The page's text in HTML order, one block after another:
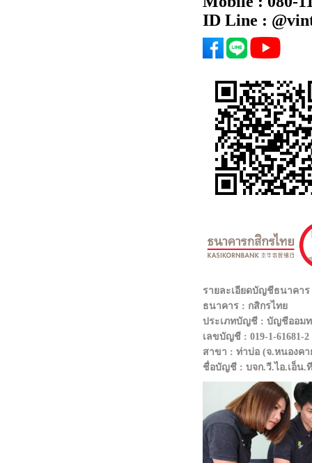
- อุทยานประวัติศาสตร์ม่า
- Option: ดูโชว์พาราณสี
(ประมาณ 800 บาท)/คน
- วัดหลวงเมืองลื้อ สิบสอ
- ชมวิวเมืองเชียงรุ้ง
- ตรอกสงกรานต์ สิบสอง
ID Line :
รายละเอียดบัญชีธนาคาร
ธนาคาร : กสิกรไทย
ประเภทบัญชี : บัญชีออม
เลขบัญชี : 019-1-61681-2
สาขา : ท่าบ่อ (จ.หนองคา
ชื่อบัญชี : บจก.วี.ไอ.เอ็น.